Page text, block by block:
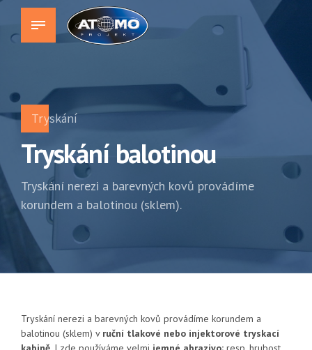
Tryskání
Tryskání balotinou
Tryskání nerezi a barevných kovů provádíme
korundem a balotinou (sklem).
Tryskání nerezi a barevných kovů provádíme korundem a
balotinou (sklem) v ruční tlakové nebo injektorové tryskací